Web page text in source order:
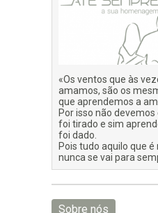
«Os ventos que às
amamos, são os
que aprendemos a
Por isso não
foi tirado e sim
foi dado.
Pois tudo aquilo que
nunca se vai para
Sobre nós